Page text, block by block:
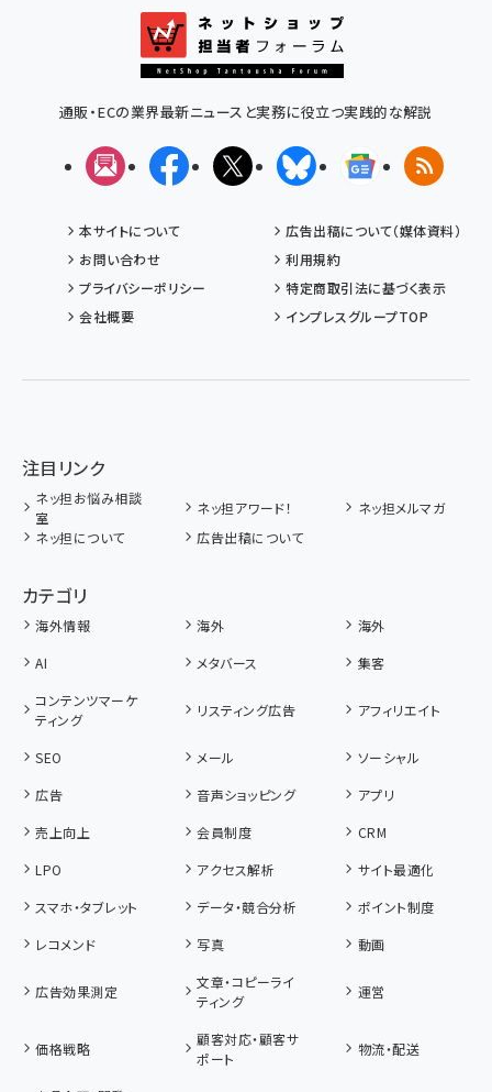
通販・ECの業界最新ニュースと実務に役立つ実践的な解説
メルマガFacebookX(エックス)BlueskyGoogleニュ
RSS
本サイトについて
広告出稿について（媒体資料）
お問い合わせ
利用規約
プライバシーポリシー
特定商取引法に基づく表示
会社概要
インプレスグループTOP
注目リンク
ネッ担お悩み相談
室
ネッ担アワード！
ネッ担メルマガ
ネッ担について
広告出稿について
カテゴリ
海外情報 海外
海外
AI
メタバース
集客
コンテンツマーケ
ティング
リスティング広告 アフィリエイト
SEO メール
ソーシャル
広告
音声ショッピング
アプリ
売上向上
会員制度
CRM
LPO
アクセス解析
サイト最適化
スマホ・タブレット
データ・競合分析
ポイント制度
レコメンド
写真 動画
広告効果測定
文章・コピーライ
ティング
運営
価格戦略
顧客対応・顧客サ
ポート
物流・配送